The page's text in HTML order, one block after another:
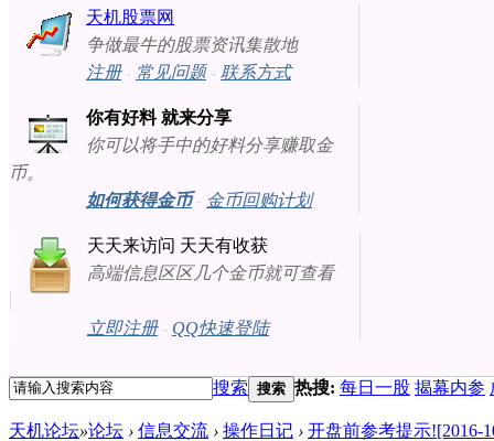
天机股票网
争做最牛的股票资讯集散地
注册- 常见问题- 联系方式
你有好料 就来分享
你可以将手中的好料分享赚取金
币。
如何获得金币- 金币回购计划
天天来访问 天天有收获
高端信息区区几个金币就可查看
立即注册- QQ快速登陆
搜索 搜索 热搜: 每日一股 揭幕内参
天机论坛»论坛 › 信息交流 › 操作日记 › 开盘前参考提示![2016-